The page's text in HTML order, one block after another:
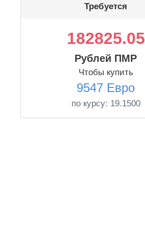
Требуется
182825.05
Рублей ПМР
Чтобы купить
9547 Евро
по курсу: 19.1500